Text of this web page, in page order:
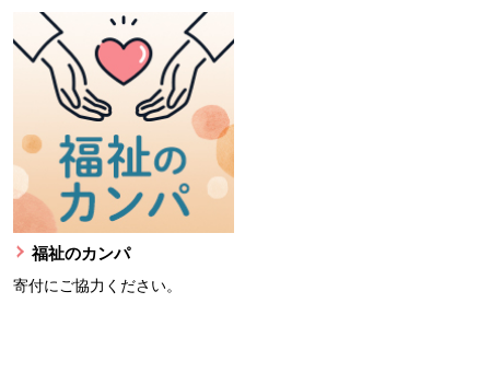
福祉のカンパ
寄付にご協力ください。